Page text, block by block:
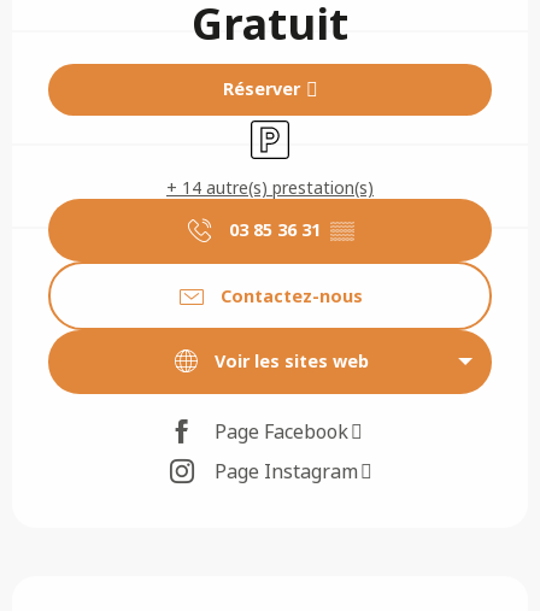
Gratuit
Réserver
Parking
+ 14 autre(s) prestation(s)
03 85 36 31 ▒▒
Contactez-nous
Voir les sites web
Page Facebook
Page Instagram